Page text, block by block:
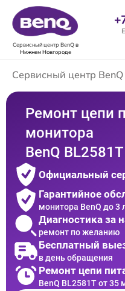
Сервисный центр BenQв
Нижнем Новгороде
Сервисный центр BenQ
Ремонт цепи
монитора
BenQ BL2581T
Официальный
Гарантийное
монитора BenQ до 3
Диагностика за
ремонт по желанию
Бесплатный
в день обращения
Ремонт цепи
BenQ BL2581T от 35